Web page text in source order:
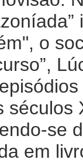
o
séculos
se
em